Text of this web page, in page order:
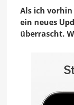
Als ich
ein neues
überrascht.